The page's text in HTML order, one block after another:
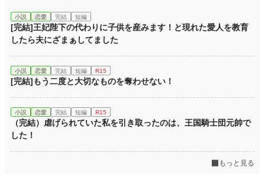
小説 恋愛 完結 短編
[完結]王妃陛下の代わりに子供を産みます！と現れた愛人を教育
したら夫にざまぁしてました
小説 恋愛 完結 短編 R15
[完結]もう二度と大切なものを奪わせない！
小説 恋愛 完結 短編 R15
（完結）虐げられていた私を引き取ったのは、王国騎士団元帥で
した！
もっと見る